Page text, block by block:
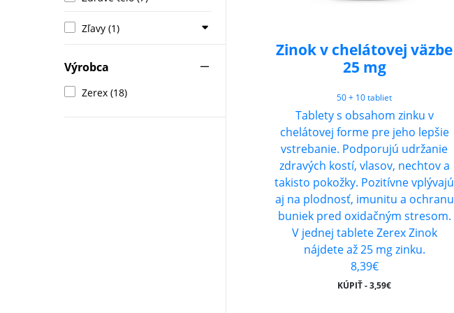
Zľavy (1)
Výrobca
Zerex (18)
Zinok v chelátovej väzbe
25 mg
50 + 10 tabliet
Tablety s obsahom zinku v
chelátovej forme pre jeho lepšie
vstrebanie. Podporujú udržanie
zdravých kostí, vlasov, nechtov a
takisto pokožky. Pozitívne vplývajú
aj na plodnosť, imunitu a ochranu
buniek pred oxidačným stresom.
V jednej tablete Zerex Zinok
nájdete až 25 mg zinku.
8,39€
KÚPIŤ - 3,59€